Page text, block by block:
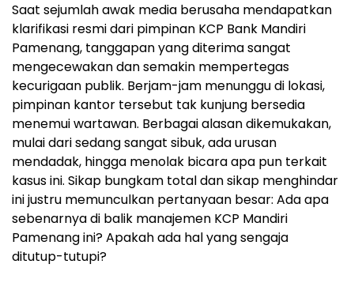
Saat sejumlah awak media berusaha mendapatkan
klarifikasi resmi dari pimpinan KCP Bank Mandiri
Pamenang, tanggapan yang diterima sangat
mengecewakan dan semakin mempertegas
kecurigaan publik. Berjam-jam menunggu di lokasi,
pimpinan kantor tersebut tak kunjung bersedia
menemui wartawan. Berbagai alasan dikemukakan,
mulai dari sedang sangat sibuk, ada urusan
mendadak, hingga menolak bicara apa pun terkait
kasus ini. Sikap bungkam total dan sikap menghindar
ini justru memunculkan pertanyaan besar: Ada apa
sebenarnya di balik manajemen KCP Mandiri
Pamenang ini? Apakah ada hal yang sengaja
ditutup-tutupi?